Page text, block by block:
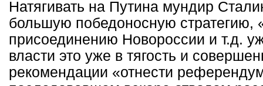
Натягивать на Путина мундир
большую победоносную стратегию,
присоединению Новороссии и т.д.
власти это уже в тягость и
рекомендации «отнести